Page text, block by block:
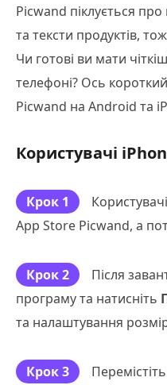
Picwand піклується про
та тексти продуктів,
Чи готові ви мати
телефоні? Ось
Picwand на Android та
Користувачі
Крок 1
App Store Picwand, а
Крок 2
Після
програму та натисніть
та налаштування
Крок 3